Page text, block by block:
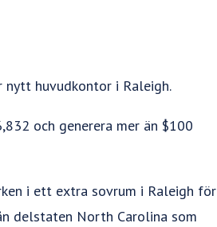
nytt huvudkontor i Raleigh.
och generera mer än $100
i ett extra sovrum i Raleigh för
delstaten North Carolina som